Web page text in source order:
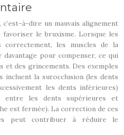
à-dire un mauvais alignement
favoriser le bruxisme. Lorsque les
correctement, les muscles de la
pour compenser, ce qui
et des grincements. Des exemples
incluent la surocclusion (les dents
les dents inférieures)
entre les dents supérieures et
est fermée). La correction de ces
peut contribuer à réduire le